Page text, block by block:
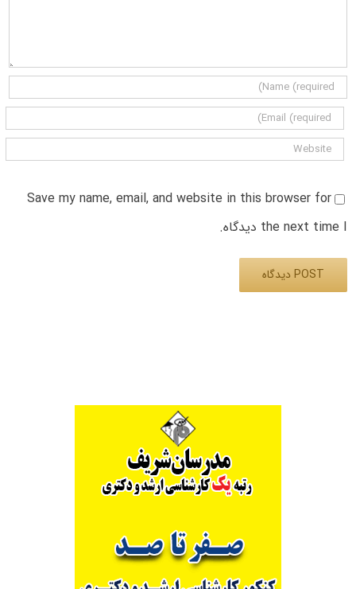
Save my name, email, and website in this browser for
the next time I دیدگاه.